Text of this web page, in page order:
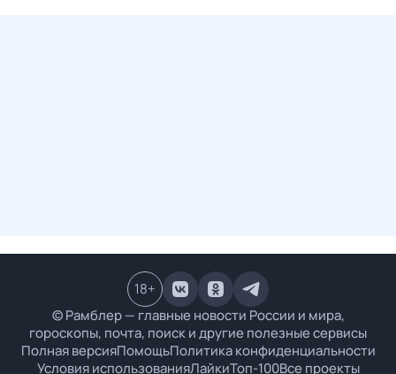
© Рамблер — главные новости России и мира,
гороскопы, почта, поиск и другие полезные сервисы
Полная версияПомощьПолитика конфиденциальности
Условия использованияЛайкиТоп-100Все проекты
18+